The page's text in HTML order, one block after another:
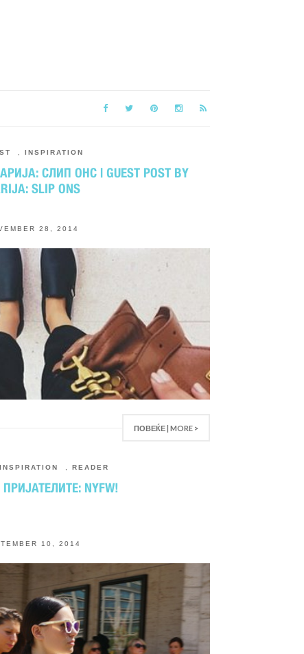
INSPIRATION
СЛИП ОНС | GUEST POST BY
SLIP ONS
28, 2014
ПОВЕЌЕ | MORE >
INSPIRATION READER
NYFW!
10, 2014